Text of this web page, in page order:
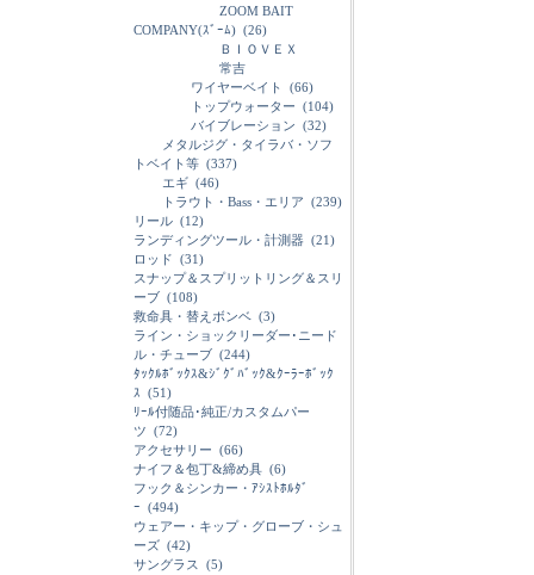
ZOOM BAIT
COMPANY(ｽﾞｰﾑ) (26)
ＢＩＯＶＥＸ
常吉
ワイヤーベイト
(66)
トップウォーター (104)
バイブレーション (32)
メタルジグ・タイラバ・ソフ
トベイト等 (337)
エギ (46)
トラウト・Bass・エリア (239)
リール (12)
ランディングツール・計測器 (21)
ロッド (31)
スナップ＆スプリットリング＆スリ
ーブ (108)
救命具・替えボンベ (3)
ライン・ショックリーダー･ニード
ル・チューブ (244)
ﾀｯｸﾙﾎﾞｯｸｽ&ｼﾞｸﾞﾊﾞｯｸ&ｸｰﾗｰﾎﾞｯｸ
ｽ (51)
ﾘｰﾙ付随品･純正/カスタムパー
ツ (72)
アクセサリー (66)
ナイフ＆包丁&締め具 (6)
フック＆シンカー・ｱｼｽﾄﾎﾙﾀﾞ
ｰ (494)
ウェアー・キップ・グローブ・シュ
ーズ (42)
サングラス
(5)